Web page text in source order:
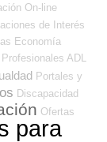
On-line
de Interés
Economía
ADL
Portales y
Discapacidad
Ofertas
para